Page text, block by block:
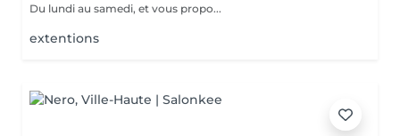
Du lundi au samedi, et vous propo...
extentions